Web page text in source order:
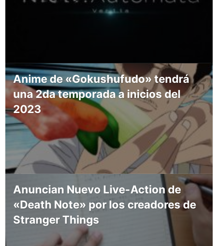
Anime de «Gokushufudo» tendrá
una 2da temporada a inicios del
2023
Anuncian Nuevo Live-Action de
«Death Note» por los creadores de
Stranger Things